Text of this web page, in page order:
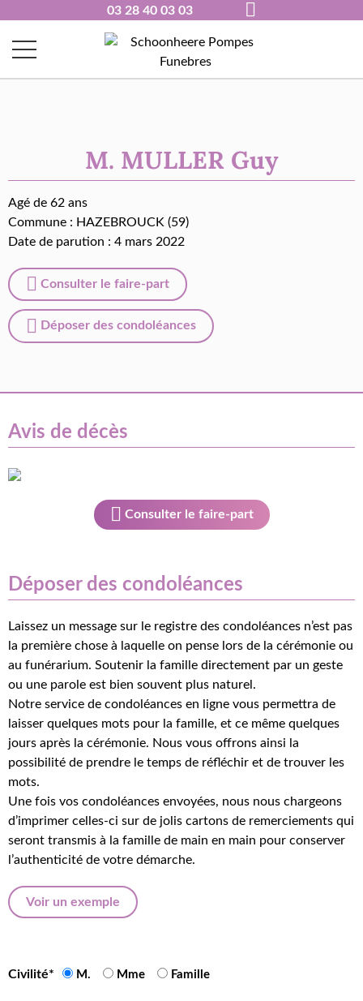
03 28 40 03 03
M. MULLER Guy
Agé de 62 ans
Commune : HAZEBROUCK (59)
Date de parution : 4 mars 2022
Consulter le faire-part
Déposer des condoléances
Avis de décès
Consulter le faire-part
Déposer des condoléances
Laissez un message sur le registre des condoléances n’est pas
la première chose à laquelle on pense lors de la cérémonie ou
au funérarium. Soutenir la famille directement par un geste
ou une parole est bien souvent plus naturel.
Notre service de condoléances en ligne vous permettra de
laisser quelques mots pour la famille, et ce même quelques
jours après la cérémonie. Nous vous offrons ainsi la
possibilité de prendre le temps de réfléchir et de trouver les
mots.
Une fois vos condoléances envoyées, nous nous chargeons
d’imprimer celles-ci sur de jolis cartons de remerciements qui
seront transmis à la famille de main en main pour conserver
l’authenticité de votre démarche.
Voir un exemple
Civilité* M. Mme Famille